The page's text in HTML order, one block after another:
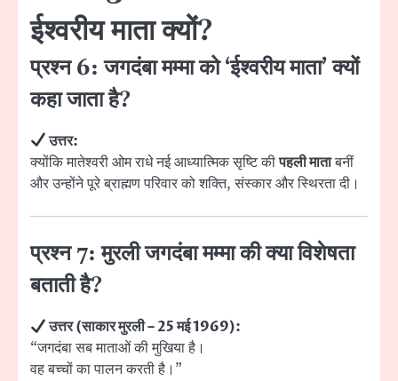
ईश्वरीय माता क्यों?
प्रश्न 6: जगदंबा मम्मा को ‘ईश्वरीय माता’ क्यों
कहा जाता है?
उत्तर:
क्योंकि मातेश्वरी ओम राधे नई आध्यात्मिक सृष्टि कीपहली माताबनीं
और उन्होंने पूरे ब्राह्मण परिवार को शक्ति, संस्कार और स्थिरता दी।
प्रश्न 7: मुरली जगदंबा मम्मा की क्या विशेषता
बताती है?
उत्तर (साकार मुरली – 25 मई 1969):
“जगदंबा सब माताओं की मुखिया है।
वह बच्चों का पालन करती है।”